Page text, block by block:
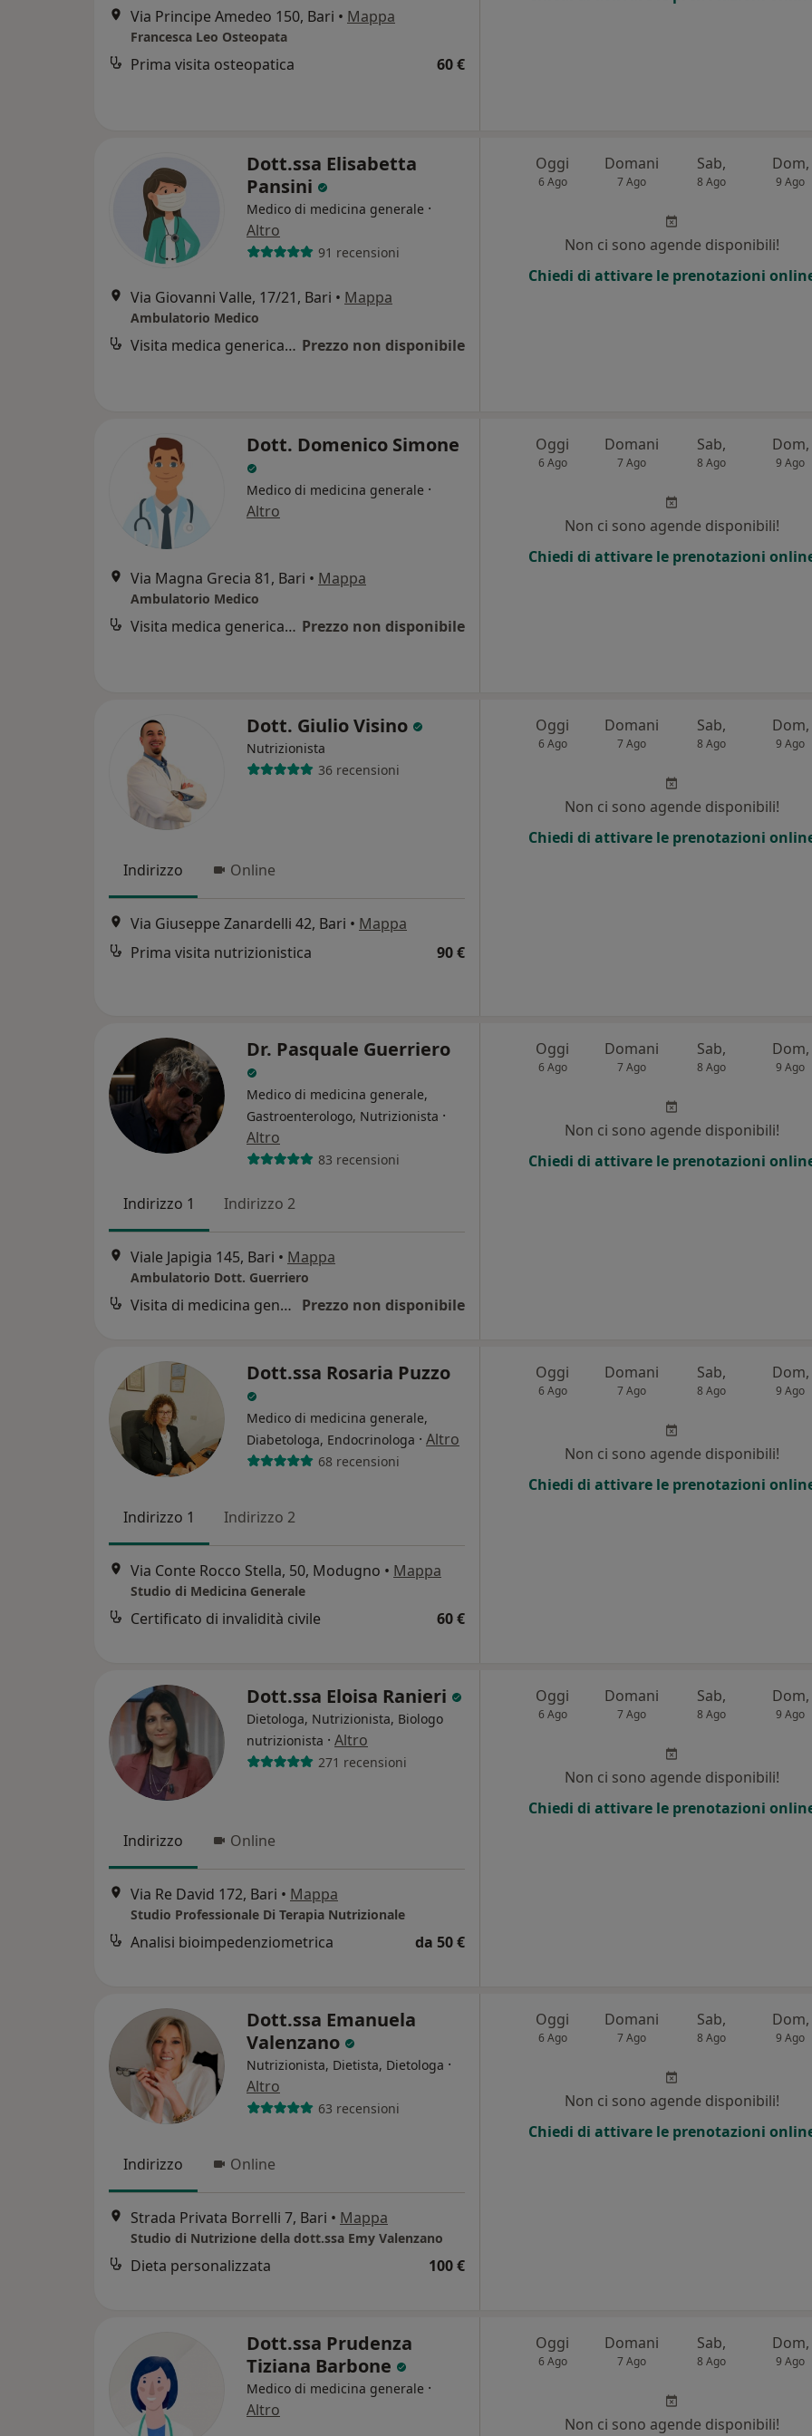
Via Principe Amedeo 150, Bari • Mappa
Francesca Leo Osteopata
Prima visita osteopatica 60 €
Dott.ssa Elisabetta
Pansini
Medico di medicina generale ·
Altro
91 recensioni
Via Giovanni Valle, 17/21, Bari • Mappa
Ambulatorio Medico
Visita medica generica in CONVENZIONE Prezzo non disponibile
Oggi
6 Ago
Domani
7 Ago
Sab,
8 Ago
Dom,
9 Ago
Non ci sono agende disponibili!
Chiedi di attivare le prenotazioni
Dott. Domenico Simone
Medico di medicina generale ·
Altro
Via Magna Grecia 81, Bari • Mappa
Ambulatorio Medico
Visita medica generica in CONVENZIONE Prezzo non disponibile
Oggi
6 Ago
Domani
7 Ago
Sab,
8 Ago
Dom,
9 Ago
Non ci sono agende disponibili!
Chiedi di attivare le prenotazioni
Dott. Giulio Visino
Nutrizionista
36 recensioni
Indirizzo Online
Via Giuseppe Zanardelli 42, Bari • Mappa
Prima visita nutrizionistica
90 €
Oggi
6 Ago
Domani
7 Ago
Sab,
8 Ago
Dom,
9 Ago
Non ci sono agende disponibili!
Chiedi di attivare le prenotazioni
Dr. Pasquale Guerriero
Medico di medicina generale,
Gastroenterologo, Nutrizionista ·
Altro
83 recensioni
Indirizzo 1 Indirizzo 2
Viale Japigia 145, Bari • Mappa
Ambulatorio Dott. Guerriero
Visita di medicina generale Prezzo non disponibile
Oggi
6 Ago
Domani
7 Ago
Sab,
8 Ago
Dom,
9 Ago
Non ci sono agende disponibili!
Chiedi di attivare le prenotazioni
Dott.ssa Rosaria Puzzo
Medico di medicina generale,
Diabetologa, Endocrinologa · Altro
68 recensioni
Indirizzo 1 Indirizzo 2
Via Conte Rocco Stella, 50, Modugno • Mappa
Studio di Medicina Generale
Certificato di invalidità civile 60 €
Oggi
6 Ago
Domani
7 Ago
Sab,
8 Ago
Dom,
9 Ago
Non ci sono agende disponibili!
Chiedi di attivare le prenotazioni
Dott.ssa Eloisa Ranieri
Dietologa, Nutrizionista, Biologo
nutrizionista · Altro
271 recensioni
Indirizzo Online
Via Re David 172, Bari • Mappa
Studio Professionale Di Terapia Nutrizionale
Analisi bioimpedenziometrica da 50 €
Oggi
6 Ago
Domani
7 Ago
Sab,
8 Ago
Dom,
9 Ago
Non ci sono agende disponibili!
Chiedi di attivare le prenotazioni
Dott.ssa Emanuela
Valenzano
Nutrizionista, Dietista, Dietologa ·
Altro
63 recensioni
Indirizzo Online
Strada Privata Borrelli 7, Bari • Mappa
Studio di Nutrizione della dott.ssa Emy Valenzano
Dieta personalizzata 100 €
Oggi
6 Ago
Domani
7 Ago
Sab,
8 Ago
Dom,
9 Ago
Non ci sono agende disponibili!
Chiedi di attivare le prenotazioni
Dott.ssa Prudenza
Tiziana Barbone
Medico di medicina generale ·
Altro
Oggi
6 Ago
Domani
7 Ago
Sab,
8 Ago
Dom,
9 Ago
Non ci sono agende disponibili!